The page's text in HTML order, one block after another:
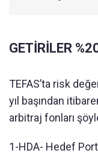
GETİRİLER
TEFAS’ta risk
yıl başından
arbitraj fonları
1-HDA- Hedef